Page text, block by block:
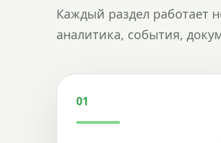
Каждый раздел работает
аналитика, события,
01